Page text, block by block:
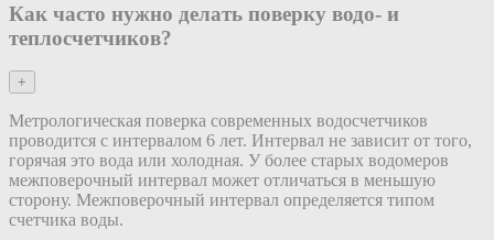
Как часто нужно делать поверку водо- и
теплосчетчиков?
+
Метрологическая поверка современных водосчетчиков
проводится с интервалом 6 лет. Интервал не зависит от того,
горячая это вода или холодная. У более старых водомеров
межповерочный интервал может отличаться в меньшую
сторону. Межповерочный интервал определяется типом
счетчика воды.